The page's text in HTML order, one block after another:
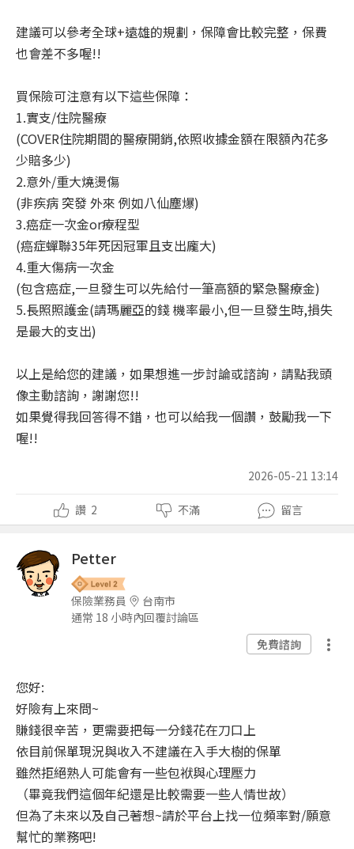
建議可以參考全球+遠雄的規劃，保障會比較完整，保費
也會差不多喔!!
買保險可注意有以下這些保障：
1.實支/住院醫療
(COVER住院期間的醫療開銷,依照收據金額在限額內花多
少賠多少)
2.意外/重大燒燙傷
(非疾病 突發 外來 例如八仙塵爆)
3.癌症一次金or療程型
(癌症蟬聯35年死因冠軍且支出龐大)
4.重大傷病一次金
(包含癌症,一旦發生可以先給付一筆高額的緊急醫療金)
5.長照照護金(請瑪麗亞的錢 機率最小,但一旦發生時,損失
是最大的支出)
以上是給您的建議，如果想進一步討論或諮詢，請點我頭
像主動諮詢，謝謝您!!
如果覺得我回答得不錯，也可以給我一個讚，鼓勵我一下
喔!!
2026-05-21 13:14
讚 2 不滿 留言
Petter
保險業務員
台南市
通常 18 小時內回覆討論區
免費諮詢
您好:
好險有上來問~
賺錢很辛苦，更需要把每一分錢花在刀口上
依目前保單現況與收入不建議在入手大樹的保單
雖然拒絕熟人可能會有一些包袱與心理壓力
（畢竟我們這個年紀還是比較需要一些人情世故）
但為了未來以及自己著想~請於平台上找一位頻率對/願意
幫忙的業務吧!